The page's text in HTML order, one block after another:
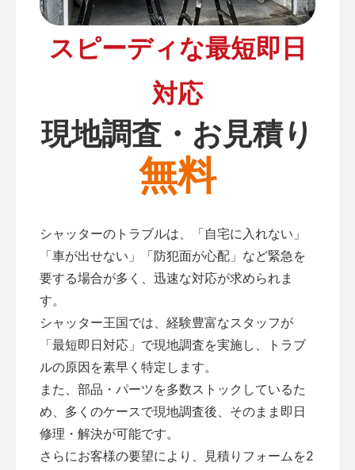
スピーディな最短即日
対応
現地調査・お見積り
無料
シャッターのトラブルは、「自宅に入れない」
「車が出せない」「防犯面が心配」など緊急を
要する場合が多く、迅速な対応が求められま
す。
シャッター王国では、経験豊富なスタッフが
「最短即日対応」で現地調査を実施し、トラブ
ルの原因を素早く特定します。
また、部品・パーツを多数ストックしているた
め、多くのケースで現地調査後、そのまま即日
修理・解決が可能です。
さらにお客様の要望により、見積りフォームを2